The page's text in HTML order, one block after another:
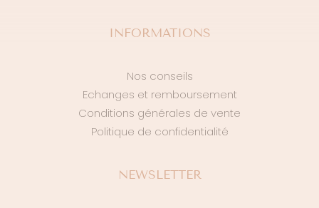
INFORMATIONS
Nos conseils
Echanges et remboursement
Conditions générales de vente
Politique de confidentialité
NEWSLETTER